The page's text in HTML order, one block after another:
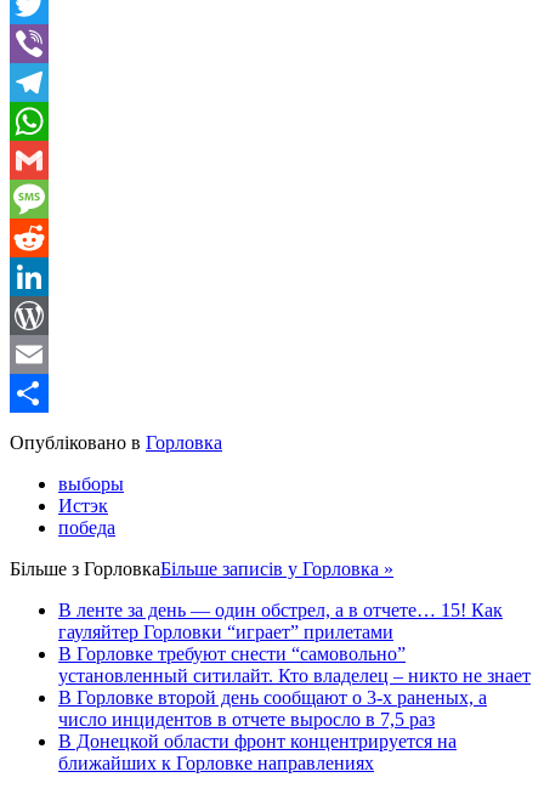
Facebook
Twitter
Viber
Telegram
WhatsApp
Gmail
Message
Reddit
LinkedIn
WordPress
Email
Share
Опубліковано в Горловка
выборы
Истэк
победа
Більше з ГорловкаБільше записів у Горловка »
В ленте за день — один обстрел, а в отчете… 15! Как
гауляйтер Горловки “играет” прилетами
В Горловке требуют снести “самовольно”
установленный ситилайт. Кто владелец – никто не знает
В Горловке второй день сообщают о 3-х раненых, а
число инцидентов в отчете выросло в 7,5 раз
В Донецкой области фронт концентрируется на
ближайших к Горловке направлениях